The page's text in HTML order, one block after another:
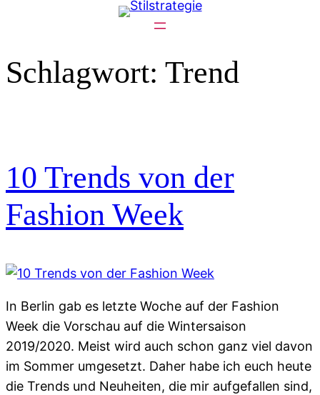
Schlagwort: Trend
10 Trends von der
Fashion Week
In Berlin gab es letzte Woche auf der Fashion
Week die Vorschau auf die Wintersaison
2019/2020. Meist wird auch schon ganz viel davon
im Sommer umgesetzt. Daher habe ich euch heute
die Trends und Neuheiten, die mir aufgefallen sind,